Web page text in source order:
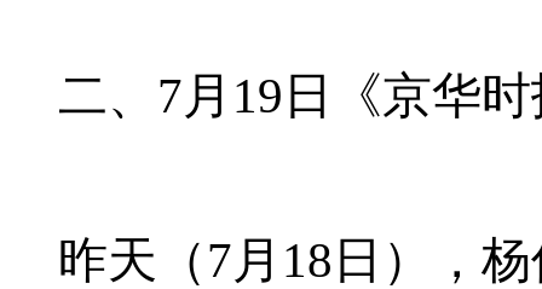
二、 7月 19 日《京华
昨天（7月 18 日），